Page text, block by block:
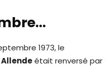
1973, le
était renversé par